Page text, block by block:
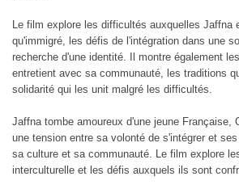
Le film explore les difficultés auxquelles Jaffna
qu'immigré, les défis de l'intégration dans une
recherche d'une identité. Il montre également
entretient avec sa communauté, les traditions
solidarité qui les unit malgré les difficultés.
Jaffna tombe amoureux d'une jeune Française,
une tension entre sa volonté de s'intégrer et
sa culture et sa communauté. Le film explore
interculturelle et les défis auxquels ils sont